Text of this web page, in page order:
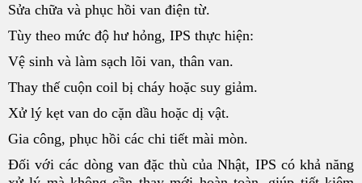
Sửa chữa và phục hồi van điện từ.
Tùy theo mức độ hư hỏng, IPS thực hiện:
Vệ sinh và làm sạch lõi van, thân van.
Thay thế cuộn coil bị cháy hoặc suy giảm.
Xử lý kẹt van do cặn dầu hoặc dị vật.
Gia công, phục hồi các chi tiết mài mòn.
Đối với các dòng van đặc thù của Nhật, IPS có khả năng